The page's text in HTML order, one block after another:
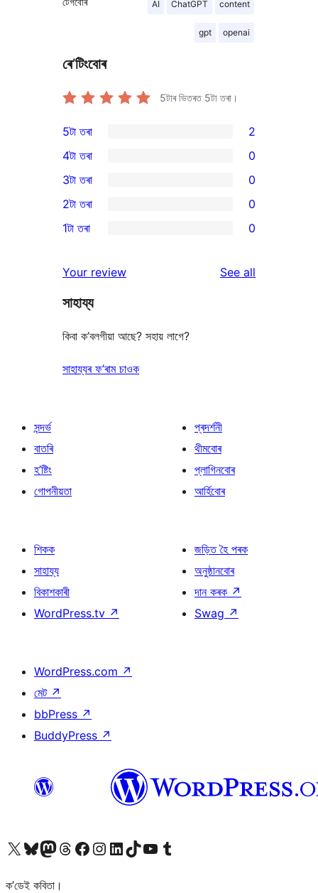
AI ChatGPT content
gpt openai
ৰে’টিংবোৰ
5টাৰ ভিতৰত 5টা তৰা।
2
5-
star
reviews
5টা তৰা 2
4-
star
reviews
4টা তৰা 0
0
3-
star
3টা তৰা 0
2-
reviews
2টা তৰা 0
star
reviews
1টা তৰা 0
Your review See all
সাহায্য
কিবা ক’বলগীয়া আছে? সহায় লাগে?
সাহায্যৰ ফ’ৰাম চাওক
সন্দৰ্ভ
বাতৰি
হ’ষ্টিং
গোপনীয়তা
প্ৰদৰ্শনী
থীমবোৰ
প্লাগিনবোৰ
আৰ্হিবোৰ
শিকক
সাহায্য
বিকাশকাৰী
WordPress.tv ↗
জড়িত হৈ পৰক
অনুষ্ঠানবোৰ
দান কৰক ↗
Swag ↗
WordPress.com ↗
মেট ↗
bbPress ↗
BuddyPress ↗
আমাৰ X (আগৰ Twitter) একাউণ্টলৈ যাওকআমাৰ Bluesky একাউণ্টলৈ যাওকআমাৰ Mastodon একাউণ্টলৈ যাওকআমাৰ Threads একাউণ্টলৈ যাওকআমাৰ Facebook পৃষ্ঠালৈ যাওকআমাৰ Instagram একাউণ্টলৈ যাওকআমাৰ LinkedIn একাউণ্টলৈ যাওকআমাৰ TikTok একাউণ্টলৈ যাওকআমাৰ YouTube চেনেললৈ যাওকআমাৰ Tumblr একাউণ্টলৈ যাওক
ক’ডেই কবিতা।